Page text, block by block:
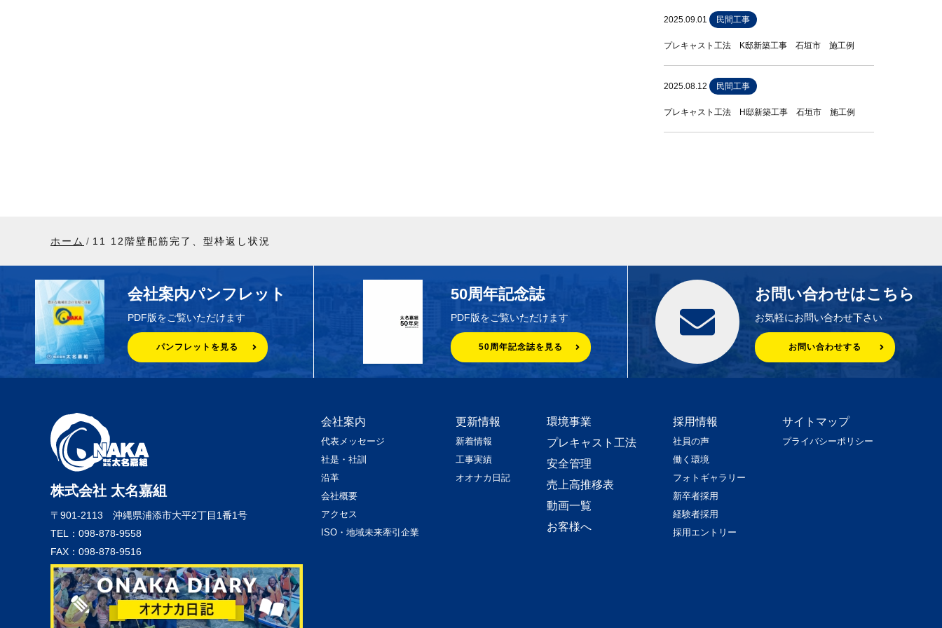
2025.09.01 民間工事
プレキャスト工法 K邸新築工事 石垣市 施工例
2025.08.12 民間工事
プレキャスト工法 H邸新築工事 石垣市 施工例
ホーム 11 12階壁配筋完了、型枠返し状況
会社案内パンフレット
PDF版をご覧いただけます
パンフレットを見る
50周年記念誌
PDF版をご覧いただけます
50周年記念誌を見る
お問い合わせはこちら
お気軽にお問い合わせ下さい
お問い合わせする
株式会社 太名嘉組
〒901-2113 沖縄県浦添市大平2丁目1番1号
TEL：098-878-9558
FAX：098-878-9516
会社案内
代表メッセージ
社是・社訓
沿革
会社概要
アクセス
ISO・地域未来牽引企業
更新情報
新着情報
工事実績
オオナカ日記
環境事業
プレキャスト工法
安全管理
売上高推移表
動画一覧
お客様へ
採用情報
社員の声
働く環境
フォトギャラリー
新卒者採用
経験者採用
採用エントリー
サイトマップ
プライバシーポリシー